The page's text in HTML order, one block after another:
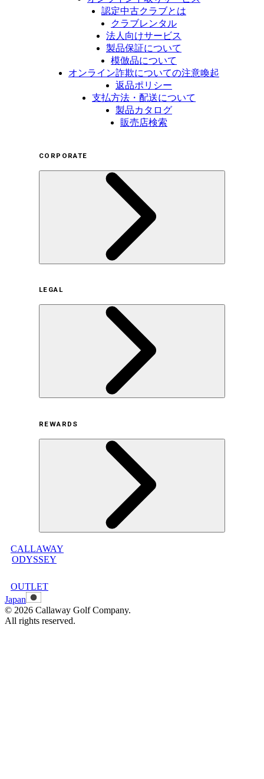
認定中古クラブとは
クラブレンタル
法人向けサービス
製品保証について
模倣品について
オンライン詐欺についての注意喚起
返品ポリシー
支払方法・配送について
製品カタログ
販売店検索
CORPORATE
サステナビリティの取り組み（日本）
サステナビリティの取り組み（米国/英語）
ヒストリー
採用情報
LEGAL
オンラインストア利用規約
プライバシーポリシー
特定商取引法に基づく表示
古物営業法に基づく表示
REWARDS
CALLAWAY
ODYSSEY
OUTLET
Japan
© 2026 Callaway Golf Company.
All rights reserved.